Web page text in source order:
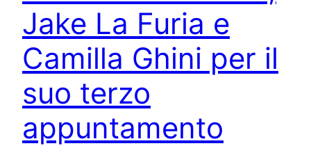
Jake La Furia e
Camilla Ghini per il
suo terzo
appuntamento